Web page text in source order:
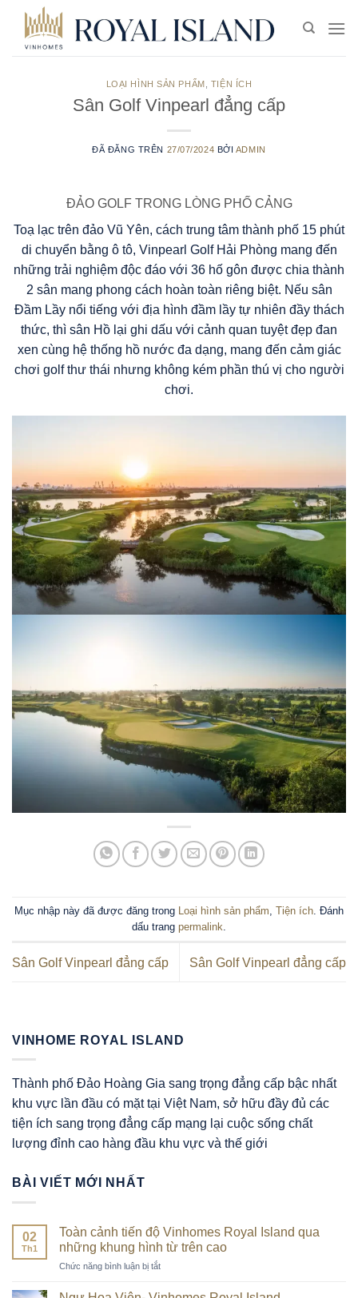
Chuyển
LOẠI HÌNH SẢN PHẨM TIỆN ÍCH
Sân Golf Vinpearl đẳng cấp
ĐÃ ĐĂNG TRÊN 27/07/2024 BỞI ADMIN
ĐẢO GOLF TRONG LÒNG PHỐ CẢNG
Toạ lạc trên đảo Vũ Yên, cách trung tâm thành phố 15 phút
di chuyển bằng ô tô, Vinpearl Golf Hải Phòng mang đến
những trải nghiệm độc đáo với 36 hố gôn được chia thành
2 sân mang phong cách hoàn toàn riêng biệt. Nếu sân
Đầm Lầy nổi tiếng với địa hình đầm lầy tự nhiên đầy thách
thức, thì sân Hồ lại ghi dấu với cảnh quan tuyệt đẹp đan
xen cùng hệ thống hồ nước đa dạng, mang đến cảm giác
chơi golf thư thái nhưng không kém phần thú vị cho người
chơi.
Mục nhập này đã được đăng trong Loại hình sản phẩm Tiện ích . Đánh
dấu trang permalink
Sân Golf Vinpearl đẳng cấp Sân Golf Vinpearl đẳng cấp
VINHOME ROYAL ISLAND
Thành phố Đảo Hoàng Gia sang trọng đẳng cấp bậc nhất
khu vực lần đầu có mặt tại Việt Nam, sở hữu đầy đủ các
tiện ích sang trọng đẳng cấp mạng lại cuộc sống chất
lượng đỉnh cao hàng đầu khu vực và thế giới
BÀI VIẾT MỚI NHẤT
02
Th1
Toàn cảnh tiến độ Vinhomes Royal Island qua
những khung hình từ trên cao
Chức năng bình luận bị tắtở
cảnh